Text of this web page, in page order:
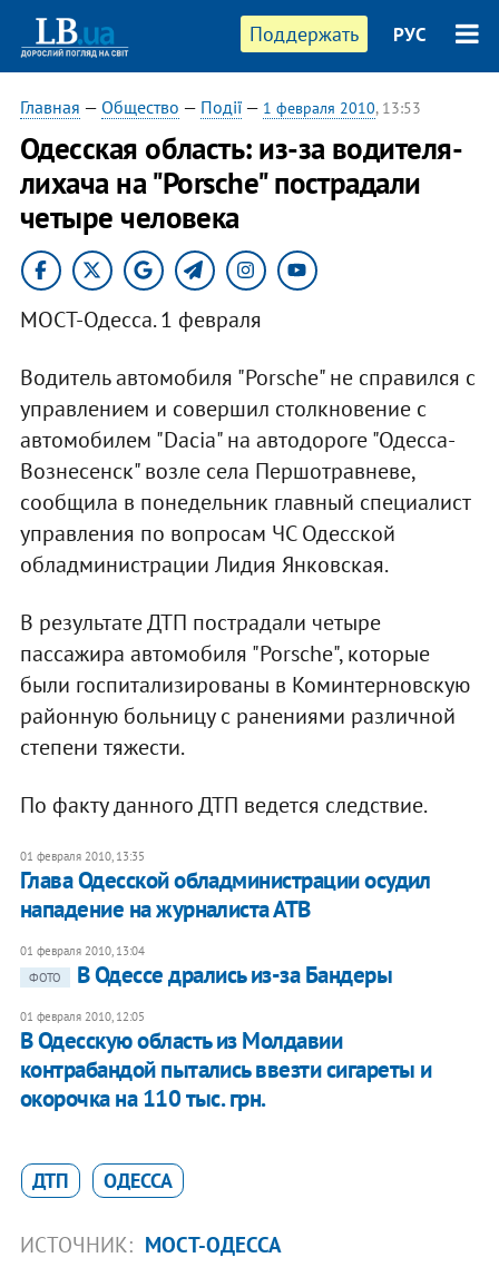
Поддержать РУС
Главная — Общество — Події— 1 февраля 2010, 13:53
Одесская область: из-за водителя-
лихача на "Porsche" пострадали
четыре человека
МОСТ-Одесса. 1 февраля
Водитель автомобиля "Porsche" не справился с
управлением и совершил столкновение с
автомобилем "Dacia" на автодороге "Одесса-
Вознесенск" возле села Першотравневе,
сообщила в понедельник главный специалист
управления по вопросам ЧС Одесской
обладминистрации Лидия Янковская.
В результате ДТП пострадали четыре
пассажира автомобиля "Porsche", которые
были госпитализированы в Коминтерновскую
районную больницу с ранениями различной
степени тяжести.
По факту данного ДТП ведется следствие.
01 февраля 2010, 13:35
Глава Одесской обладминистрации осудил
нападение на журналиста АТВ
01 февраля 2010, 13:04
ФОТО
В Одессе дрались из-за Бандеры
01 февраля 2010, 12:05
В Одесскую область из Молдавии
контрабандой пытались ввезти сигареты и
окорочка на 110 тыс. грн.
ДТП ОДЕССА
ИСТОЧНИК: МОСТ-ОДЕССА